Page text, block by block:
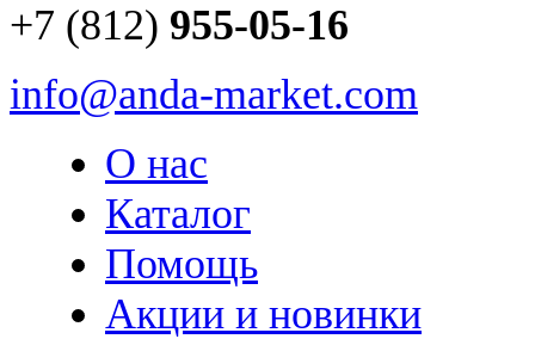
+7 (812) 955-05-16
info@anda-market.com
О нас
Каталог
Помощь
Акции и новинки